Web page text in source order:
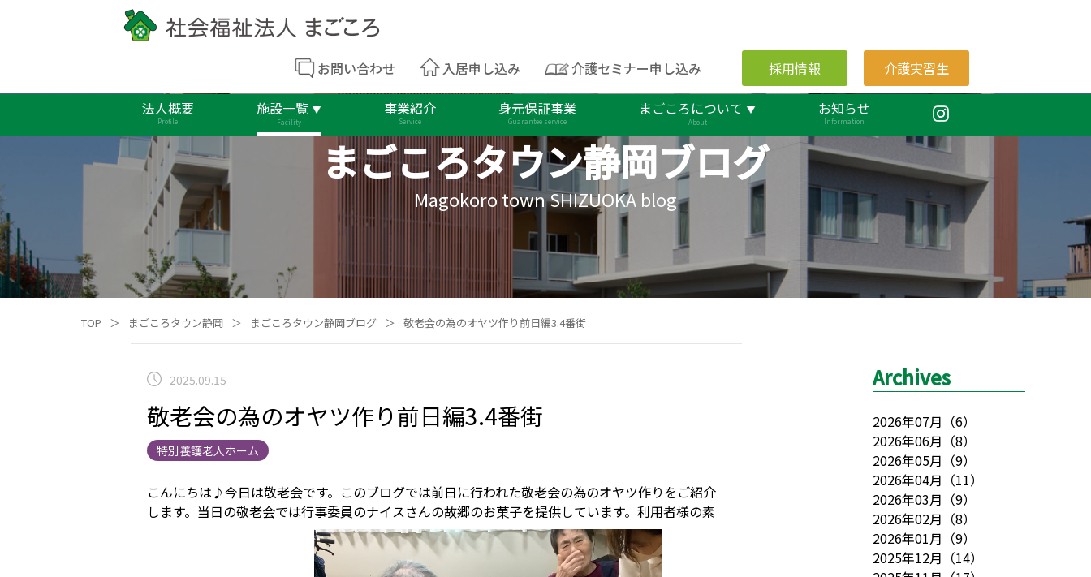
お問い合わせ 入居申し込み 介護セミナー申し込み 採用情報 介護実習生
法人概要
Profile
施設一覧
Facility
事業紹介
Service
身元保証事業
Guarantee service
まごころについて
About
お知らせ
Information
まごころタウン静岡ブログ
Magokoro town SHIZUOKA blog
TOP ＞ まごころタウン静岡 ＞ まごころタウン静岡ブログ ＞ 敬老会の為のオヤツ作り前日編3.4番街
2025.09.15
敬老会の為のオヤツ作り前日編3.4番街
特別養護老人ホーム
こんにちは♪今日は敬老会です。このブログでは前日に行われた敬老会の為のオヤツ作りをご紹介
します。当日の敬老会では行事委員のナイスさんの故郷のお菓子を提供しています。利用者様の素
Archives
2026年07月 （6）
2026年06月 （8）
2026年05月 （9）
2026年04月 （11）
2026年03月 （9）
2026年02月 （8）
2026年01月 （9）
2025年12月 （14）